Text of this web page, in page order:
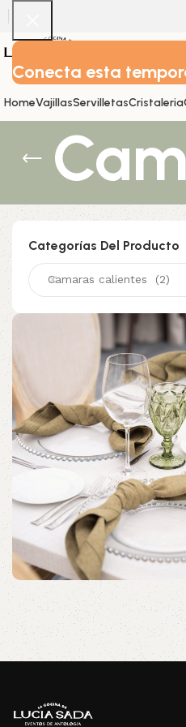
Conecta esta
HomeVajillasServilletasCristaleria
Categorías Del Producto
Camaras calientes (2)
Convierte tu
experiencia